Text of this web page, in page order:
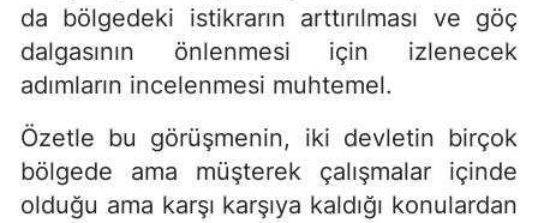
da bölgedeki istikrarın arttırılması ve göç
dalgasının önlenmesi için izlenecek
adımların incelenmesi muhtemel.
Özetle bu görüşmenin, iki devletin birçok
bölgede ama müşterek çalışmalar içinde
olduğu ama karşı karşıya kaldığı konulardan